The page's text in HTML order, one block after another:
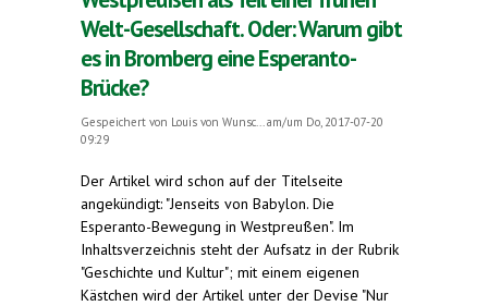
Welt-Gesellschaft. Oder: Warum gibt
es in Bromberg eine Esperanto-
Brücke?
Gespeichert von Louis von Wunsc...
am/um Do, 2017-07-20
09:29
Der Artikel wird schon auf der Titelseite
angekündigt: "Jenseits von Babylon. Die
Esperanto-Bewegung in Westpreußen". Im
Inhaltsverzeichnis steht der Aufsatz in der Rubrik
"Geschichte und Kultur"; mit einem eigenen
Kästchen wird der Artikel unter der Devise "Nur